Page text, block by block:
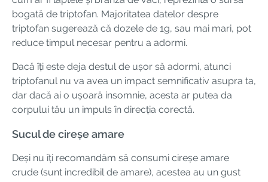
bogată de triptofan. Majoritatea datelor despre
triptofan sugerează că dozele de 1g, sau mai mari, pot
reduce timpul necesar pentru a adormi.
Dacă îți este deja destul de ușor să adormi, atunci
triptofanul nu va avea un impact semnificativ asupra ta,
dar dacă ai o ușoară insomnie, acesta ar putea da
corpului tău un impuls în direcția corectă.
Sucul de cireșe amare
Deși nu îți recomandăm să consumi cireșe amare
crude (sunt incredibil de amare), acestea au un gust